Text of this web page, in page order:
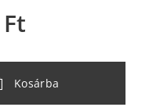
Ft
Kosárba